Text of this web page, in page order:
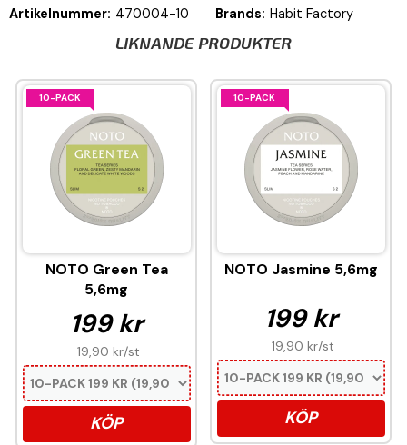
Artikelnummer: 470004-10 Brands: Habit Factory
LIKNANDE PRODUKTER
10-PACK
NOTO Green Tea
5,6mg
199 kr
19,90 kr/st
KÖP
10-PACK
NOTO Jasmine 5,6mg
199 kr
19,90 kr/st
KÖP